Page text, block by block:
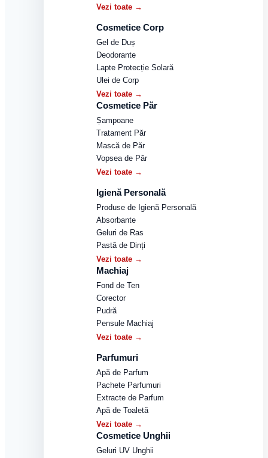
Vezi toate →
Cosmetice Corp
Gel de Duș
Deodorante
Lapte Protecție Solară
Ulei de Corp
Vezi toate →
Cosmetice Păr
Șampoane
Tratament Păr
Mască de Păr
Vopsea de Păr
Vezi toate →
Igienă Personală
Produse de Igienă Personală
Absorbante
Geluri de Ras
Pastă de Dinți
Vezi toate →
Machiaj
Fond de Ten
Corector
Pudră
Pensule Machiaj
Vezi toate →
Parfumuri
Apă de Parfum
Pachete Parfumuri
Extracte de Parfum
Apă de Toaletă
Vezi toate →
Cosmetice Unghii
Geluri UV Unghii